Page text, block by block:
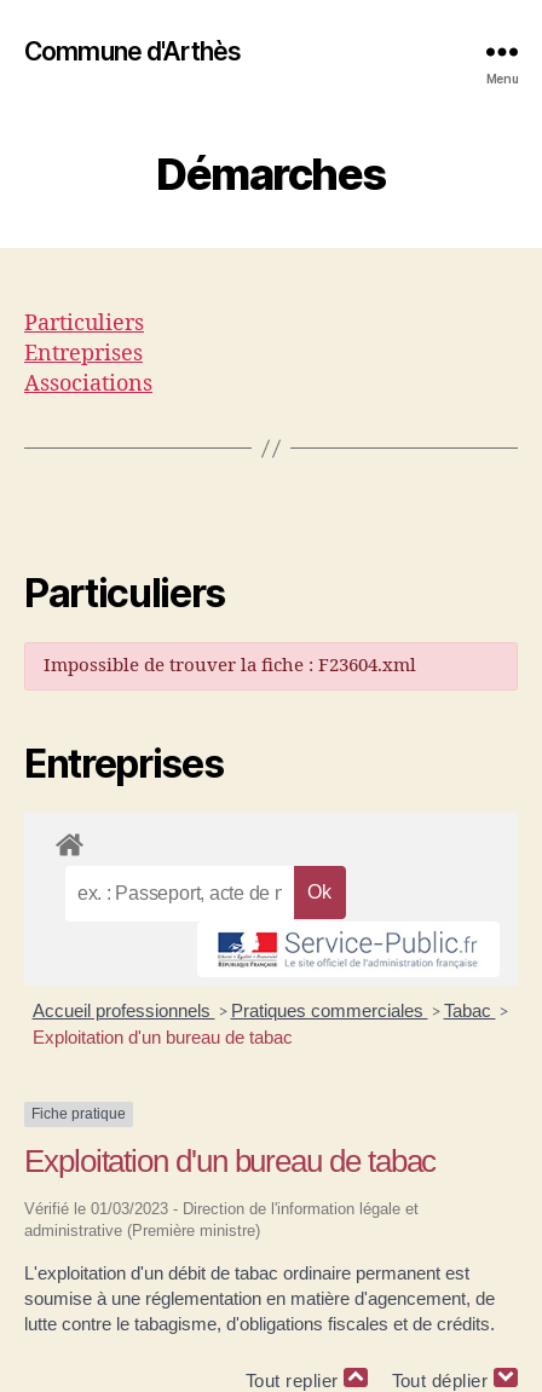
Commune d'Arthès
Menu
Démarches
Particuliers
Entreprises
Associations
Particuliers
Impossible de trouver la fiche : F23604.xml
Entreprises
Accueil professionnels > Pratiques commerciales > Tabac >
Exploitation d'un bureau de tabac
Fiche pratique
Exploitation d'un bureau de tabac
Vérifié le 01/03/2023 - Direction de l'information légale et
administrative (Première ministre)
L'exploitation d'un débit de tabac ordinaire permanent est
soumise à une réglementation en matière d'agencement, de
lutte contre le tabagisme, d'obligations fiscales et de crédits.
Tout replier Tout déplier